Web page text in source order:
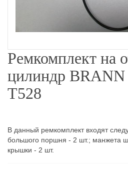
Ремкомплект на
цилиндр
Т528
В данный ремкомплект входят
большого поршня - 2 шт.; манжета
крышки - 2 шт.